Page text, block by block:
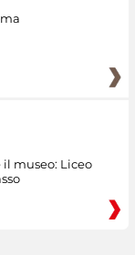
il museo: Liceo